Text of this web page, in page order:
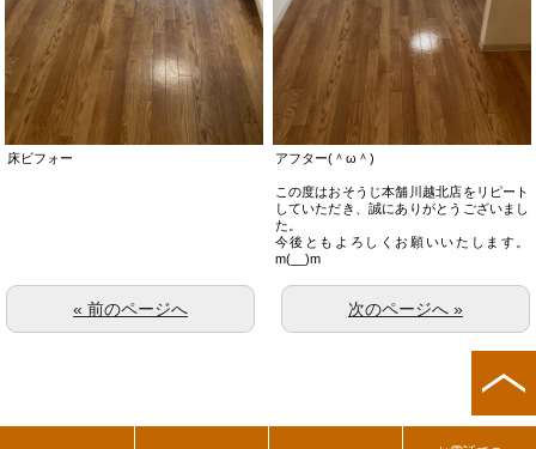
床ビフォー アフター(＾ω＾)
この度はおそうじ本舗川越北店をリピート
していただき、誠にありがとうございまし
た。
今後ともよろしくお願いいたします。
m(__)m
次のページへ »
« 前のページへ